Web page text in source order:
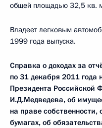
общей площадью 32,5 кв.
Владеет легковым
1999 года выпуска.
Справка о доходах за
по 31 декабря 2011 года
Президента Российской
И.Д.Медведева, об
на праве
бумагах, об